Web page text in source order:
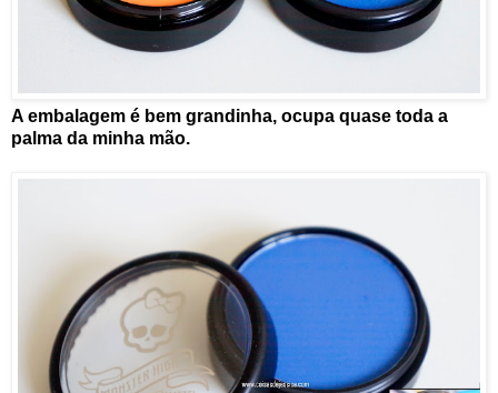
A embalagem é bem grandinha, ocupa quase toda a
palma da minha mão.